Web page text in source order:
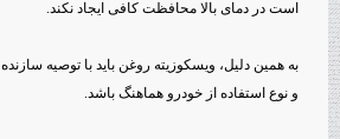
است در دمای بالا محافظت کافی ایجاد نکند.
به همین دلیل، ویسکوزیته روغن باید با توصیه
و نوع استفاده از خودرو هماهنگ باشد.